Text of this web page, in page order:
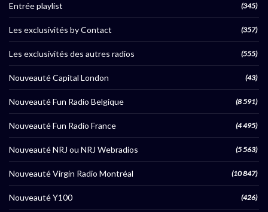
Entrée playlist (345)
Les exclusivités by Contact (357)
Les exclusivités des autres radios (555)
Nouveauté Capital London (43)
Nouveauté Fun Radio Belgique (8 591)
Nouveauté Fun Radio France (4 495)
Nouveauté NRJ ou NRJ Webradios (5 563)
Nouveauté Virgin Radio Montréal (10 847)
Nouveauté Y100 (426)